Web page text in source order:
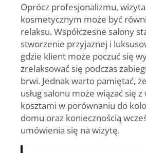
Oprócz profesjonalizmu,
kosmetycznym może być
relaksu. Współczesne salony
stworzenie przyjaznej i
gdzie klient może poczuć się
zrelaksować się podczas
brwi. Jednak warto pamiętać,
usług salonu może wiązać się
kosztami w porównaniu do
domu oraz koniecznością
umówienia się na wizytę.